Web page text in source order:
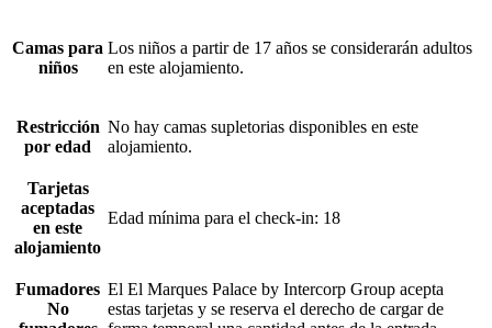
Camas para
niños
Los niños a partir de 17 años se considerarán adultos
en este alojamiento.
Restricción
por edad
No hay camas supletorias disponibles en este
alojamiento.
Tarjetas
aceptadas
en este
alojamiento
Edad mínima para el check-in: 18
Fumadores
No
El El Marques Palace by Intercorp Group acepta
estas tarjetas y se reserva el derecho de cargar de